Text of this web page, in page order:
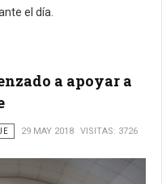
el día.
a apoyar a
29 MAY 2018 VISITAS: 3726